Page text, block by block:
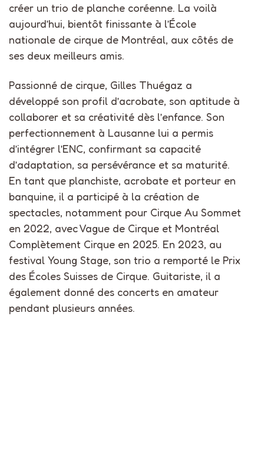
créer un trio de planche coréenne. La voilà
aujourd’hui, bientôt finissante à l’École
nationale de cirque de Montréal, aux côtés de
ses deux meilleurs amis.
Passionné de cirque, Gilles Thuégaz a
développé son profil d’acrobate, son aptitude à
collaborer et sa créativité dès l’enfance. Son
perfectionnement à Lausanne lui a permis
d’intégrer l’ENC, confirmant sa capacité
d’adaptation, sa persévérance et sa maturité.
En tant que planchiste, acrobate et porteur en
banquine, il a participé à la création de
spectacles, notamment pour Cirque Au Sommet
en 2022, avec Vague de Cirque et Montréal
Complètement Cirque en 2025. En 2023, au
festival Young Stage, son trio a remporté le Prix
des Écoles Suisses de Cirque. Guitariste, il a
également donné des concerts en amateur
pendant plusieurs années.